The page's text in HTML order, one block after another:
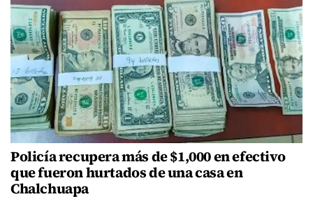
Policía recupera más de $1,000 en efectivo
que fueron hurtados de una casa en
Chalchuapa